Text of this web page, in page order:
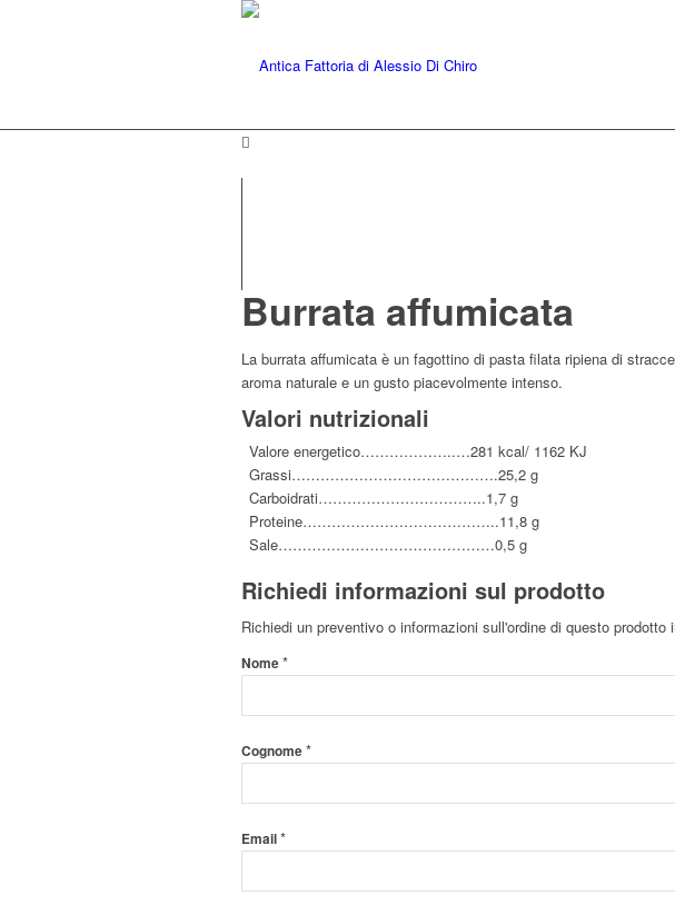
Burrata affumicata
La burrata affumicata è un fagottino di pasta filata ripiena di
aroma naturale e un gusto piacevolmente intenso.
Valori nutrizionali
Valore energetico………………..…281 kcal/ 1162 KJ
Grassi…………………………………….25,2 g
Carboidrati……………………………..1,7 g
Proteine…………………………………..11,8 g
Sale………………………………………0,5 g
Richiedi informazioni sul prodotto
Richiedi un preventivo o informazioni sull'ordine di questo prodotto
Nome*
Cognome*
Email*